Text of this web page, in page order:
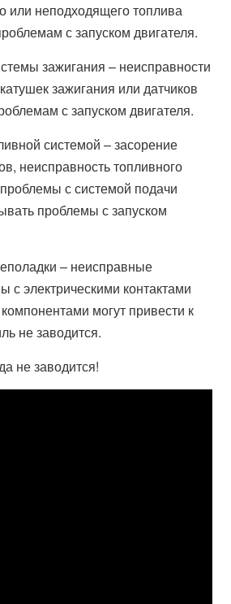
или неподходящего топлива
с запуском двигателя.
зажигания – неисправности
зажигания или датчиков
с запуском двигателя.
системой – засорение
неисправность топливного
с системой подачи
проблемы с запуском
– неисправные
с электрическими контактами
могут привести к
не заводится.
не заводится!